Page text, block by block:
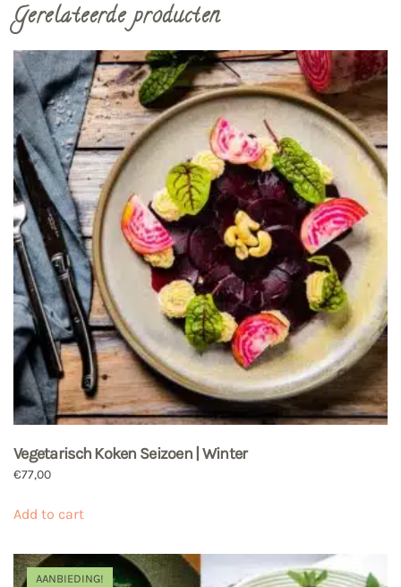
Gerelateerde producten
Vegetarisch Koken Seizoen | Winter
€77,00
Add to cart
AANBIEDING!